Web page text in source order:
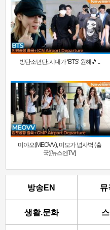
방탄소년단, 시대가 ‘BTS’ 원해🎵 ..
미야오(MEOVV), 미모가 넘사벽 (출
국)[뉴스엔TV]
방송EN 뮤
생활.문화